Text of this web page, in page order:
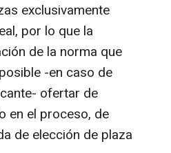
exclusivamente
por lo que la
de la norma que
-en caso de
ofertar de
en el proceso, de
de elección de plaza